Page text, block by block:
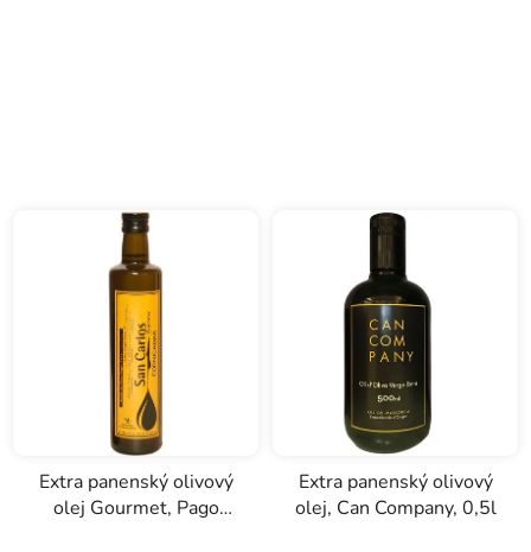
Extra panenský olivový
olej Gourmet, Pago
Extra panenský olivový
olej, Can Company, 0,5l